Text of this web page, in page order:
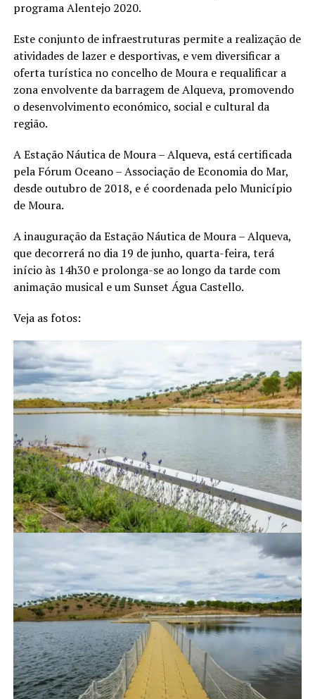
programa Alentejo 2020.
Este conjunto de infraestruturas permite a realização de
atividades de lazer e desportivas, e vem diversificar a
oferta turística no concelho de Moura e requalificar a
zona envolvente da barragem de Alqueva, promovendo
o desenvolvimento económico, social e cultural da
região.
A Estação Náutica de Moura – Alqueva, está certificada
pela Fórum Oceano – Associação de Economia do Mar,
desde outubro de 2018, e é coordenada pelo Município
de Moura.
A inauguração da Estação Náutica de Moura – Alqueva,
que decorrerá no dia 19 de junho, quarta-feira, terá
início às 14h30 e prolonga-se ao longo da tarde com
animação musical e um Sunset Água Castello.
Veja as fotos: